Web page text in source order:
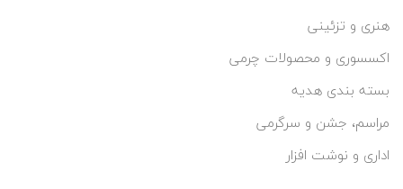
هنری و تزئینی
اکسسوری و محصولات چرمی
بسته بندی هدیه
مراسم، جشن و سرگرمی
اداری و نوشت افزار